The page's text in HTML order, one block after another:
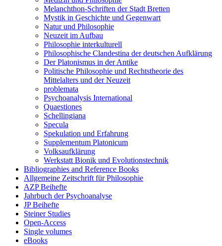
Melanchthon-Schriften der Stadt Bretten
Mystik in Geschichte und Gegenwart
Natur und Philosophie
Neuzeit im Aufbau
Philosophie interkulturell
Philosophische Clandestina der deutschen Aufklärung
Der Platonismus in der Antike
Politische Philosophie und Rechtstheorie des
Mittelalters und der Neuzeit
problemata
Psychoanalysis International
Quaestiones
Schellingiana
Specula
Spekulation und Erfahrung
Supplementum Platonicum
Volksaufklärung
Werkstatt Bionik und Evolutionstechnik
Bibliographies and Reference Books
Allgemeine Zeitschrift für Philosophie
AZP Beihefte
Jahrbuch der Psychoanalyse
JP Beihefte
Steiner Studies
Open-Access
Single volumes
eBooks